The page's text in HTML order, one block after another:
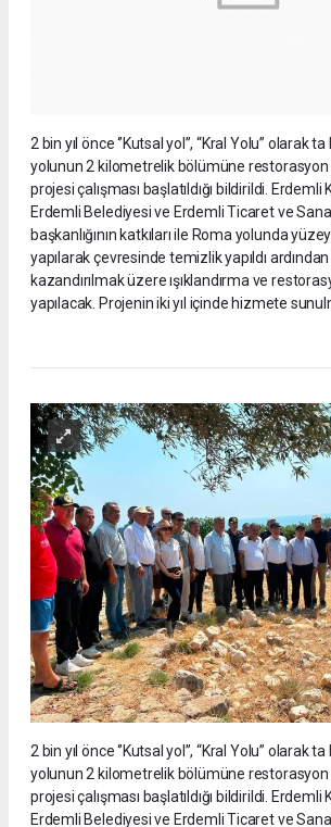
2 bin yıl önce ‘’Kutsal yol’’, “Kral Yolu” olarak
yolunun 2 kilometrelik bölümüne restorasyon
projesi çalışması başlatıldığı bildirildi. Erdemli
Erdemli Belediyesi ve Erdemli Ticaret ve
başkanlığının katkıları ile Roma yolunda
yapılarak çevresinde temizlik yapıldı
kazandırılmak üzere ışıklandırma ve
yapılacak. Projenin iki yıl içinde hizmete
2 bin yıl önce ‘’Kutsal yol’’, “Kral Yolu” olarak
yolunun 2 kilometrelik bölümüne restorasyon
projesi çalışması başlatıldığı bildirildi. Erdemli
Erdemli Belediyesi ve Erdemli Ticaret ve